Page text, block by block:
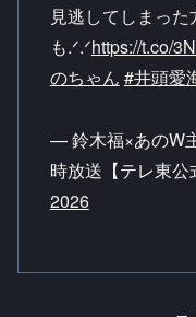
見逃してしまっ
も.ᐟ.ᐟhttps://t.co/
のちゃん #井頭愛
— 鈴木福×あのW
時放送【テレ東
2026